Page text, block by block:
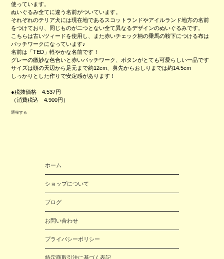
使っています。
ぬいぐるみ全てに違う名前がついています。
それぞれのテリア犬には現在地であるスコットランドやアイルランド地方の名前
をつけており、同じものが二つとない全て異なるデザインのぬいぐるみです。
こちらは古いツィードを使用し、また赤いチェック柄の乗馬の鞍下につける布は
パッチワークになっています♪
名前は「TED」軽やかな名前です！
グレーの微妙な色合いと赤いパッチワーク、ボタンがとても可愛らしい一品です
サイズは頭の天辺から足元まで約12cm、鼻先からおしりまでは約14.5cm
しっかりとした作りで安定感があります！
●税抜価格 4.537円
（消費税込 4.900円）
通報する
ホーム
ショップについて
ブログ
お問い合わせ
プライバシーポリシー
特定商取引法に基づく表記